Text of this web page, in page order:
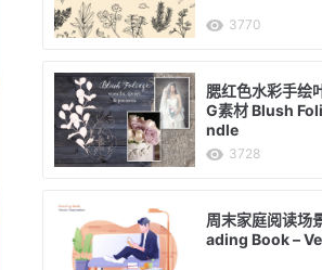
3770
腮红色水彩手绘
G素材 Blush
ndle
3728
周末家庭阅读场
ading Book –